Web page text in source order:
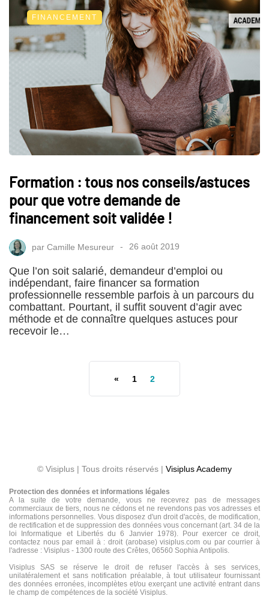
FINANCEMENT
Formation : tous nos conseils/astuces
pour que votre demande de
financement soit validée !
par Camille Mesureur 26 août 2019
Que l’on soit salarié, demandeur d’emploi ou
indépendant, faire financer sa formation
professionnelle ressemble parfois à un parcours du
combattant. Pourtant, il suffit souvent d’agir avec
méthode et de connaître quelques astuces pour
recevoir le…
« 1 2
© Visiplus | Tous droits réservés | Visiplus Academy
Protection des données et informations légales
A la suite de votre demande, vous ne recevrez pas de messages
commerciaux de tiers, nous ne cédons et ne revendons pas vos adresses et
informations personnelles. Vous disposez d'un droit d'accès, de modification,
de rectification et de suppression des données vous concernant (art. 34 de la
loi Informatique et Libertés du 6 Janvier 1978). Pour exercer ce droit,
contactez nous par email à : droit (arobase) visiplus.com ou par courrier à
l'adresse : Visiplus - 1300 route des Crêtes, 06560 Sophia Antipolis.
Visiplus SAS se réserve le droit de refuser l'accès à ses services,
unilatéralement et sans notification préalable, à tout utilisateur fournissant
des données erronées, incomplètes et/ou exerçant une activité entrant dans
le champ de compétences de la société Visiplus.